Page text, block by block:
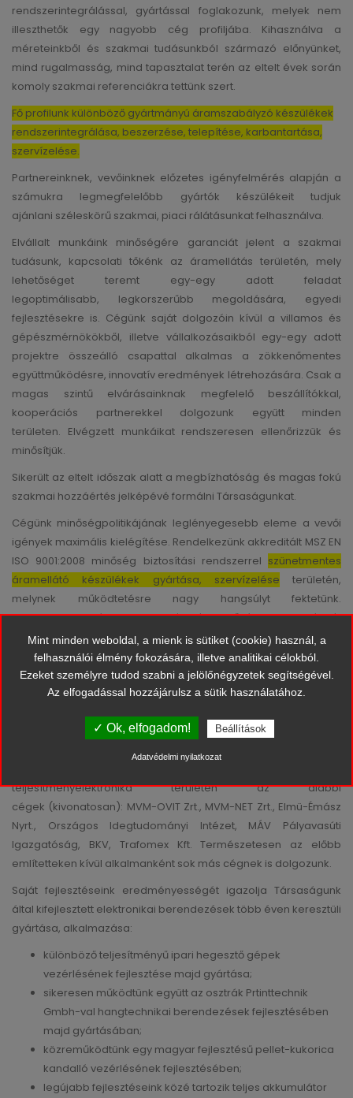
rendszerintegrálással, gyártással foglakozunk, melyek nem
illeszthetők egy nagyobb cég profiljába. Kihasználva a
méreteinkből és szakmai tudásunkból származó előnyünket,
mind rugalmasság, mind tapasztalat terén az eltelt évek során
komoly szakmai referenciákra tettünk szert.
Fő profilunk különböző gyártmányú áramszabályzó készülékek
rendszerintegrálása, beszerzése, telepítése, karbantartása,
szervízelése.
Partnereinknek, vevőinknek előzetes igényfelmérés alapján a
számukra legmegfelelőbb gyártók készülékeit tudjuk
ajánlani széleskörű szakmai, piaci rálátásunkat felhasználva.
Elvállalt munkáink minőségére garanciát jelent a szakmai
tudásunk, kapcsolati tőkénk az áramellátás területén, mely
lehetőséget teremt egy-egy adott feladat
legoptimálisabb, legkorszerűbb megoldására, egyedi
fejlesztésekre is. Cégünk saját dolgozóin kívül a villamos és
gépészmérnökökből, illetve vállalkozásaikból egy-egy adott
projektre összeálló csapattal alkalmas a zökkenőmentes
együttműködésre, innovatív eredmények létrehozására. Csak a
magas szintű elvárásainknak megfelelő beszállítókkal,
kooperációs partnerekkel dolgozunk együtt minden
területen. Elvégzett munkáikat rendszeresen ellenőrizzük és
minősítjük.
Sikerült az eltelt időszak alatt a megbízhatóság és magas fokú
szakmai hozzáértés jelképévé formálni Társaságunkat.
Cégünk minőségpolitikájának leglényegesebb eleme a vevői
igények maximális kielégítése. Rendelkezünk akkreditált MSZ EN
ISO 9001:2008 minőség biztosítási rendszerrel szünetmentes
áramellátó készülékek gyártása, szervízelése területén,
melynek működtetésre nagy hangsúlyt fektetünk.
Rendszeresen végezzük szolgáltatás-minőség felülvizsgálatát
az adott szerződésre, megrendelésekre vonatkozóan. Kiemelt
figyelmet fordítunk a legkorszerűbb technológiák
alkalmazására, többek között kiállításokon, konferenciákon
való rendszeres részvétellel és az ott szerzett tapasztalatok
környezetben elfogadott magas minőségűek. (Fluke, Tektronix,
Weidmüller, Phoenix, stb.)
teljesítményelektronika területén az alábbi
cégek (kivonatosan): MVM-OVIT Zrt., MVM-NET Zrt., Elmü-Émász
Nyrt., Országos Idegtudományi Intézet, MÁV Pályavasúti
Igazgatóság, BKV, Trafomex Kft. Természetesen az előbb
említetteken kívül alkalmanként sok más cégnek is dolgozunk.
Saját fejlesztéseink eredményességét igazolja Társaságunk
által kifejlesztett elektronikai berendezések több éven keresztüli
gyártása, alkalmazása:
különböző teljesítményű ipari hegesztő gépek
vezérlésének fejlesztése majd gyártása;
sikeresen működtünk együtt az osztrák Prtinttechnik
Gmbh-val hangtechnikai berendezések fejlesztésében
majd gyártásában;
közreműködtünk egy magyar fejlesztésű pellet-kukorica
kandalló vezérlésének fejlesztésében;
legújabb fejlesztéseink közé tartozik teljes akkumulátor
Mint minden weboldal, a mienk is sütiket (cookie) használ, a
felhasználói élmény fokozására, illetve analitikai célokból.
Ezeket személyre tudod szabni a jelölőnégyzetek segítségével.
Az elfogadással hozzájárulsz a sütik használatához.
✓ Ok, elfogadom! Beállítások
Adatvédelmi nyilatkozat